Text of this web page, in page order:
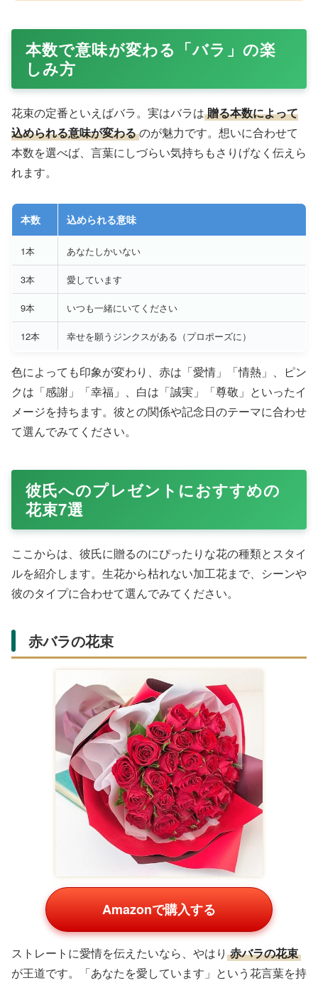
本数で意味が変わる「バラ」の楽
しみ方
花束の定番といえばバラ。実はバラは 贈る本数によって
込められる意味が変わるのが魅力です。想いに合わせて
本数を選べば、言葉にしづらい気持ちもさりげなく伝えら
れます。
本数 込められる意味
1本 あなたしかいない
3本 愛しています
9本 いつも一緒にいてください
12本 幸せを願うジンクスがある（プロポーズに）
色によっても印象が変わり、赤は「愛情」「情熱」、ピン
クは「感謝」「幸福」、白は「誠実」「尊敬」といったイ
メージを持ちます。彼との関係や記念日のテーマに合わせ
て選んでみてください。
彼氏へのプレゼントにおすすめの
花束7選
ここからは、彼氏に贈るのにぴったりな花の種類とスタイ
ルを紹介します。生花から枯れない加工花まで、シーンや
彼のタイプに合わせて選んでみてください。
赤バラの花束
Amazonで購入する
ストレートに愛情を伝えたいなら、やはり 赤バラの花束
が王道です。「あなたを愛しています」という花言葉を持